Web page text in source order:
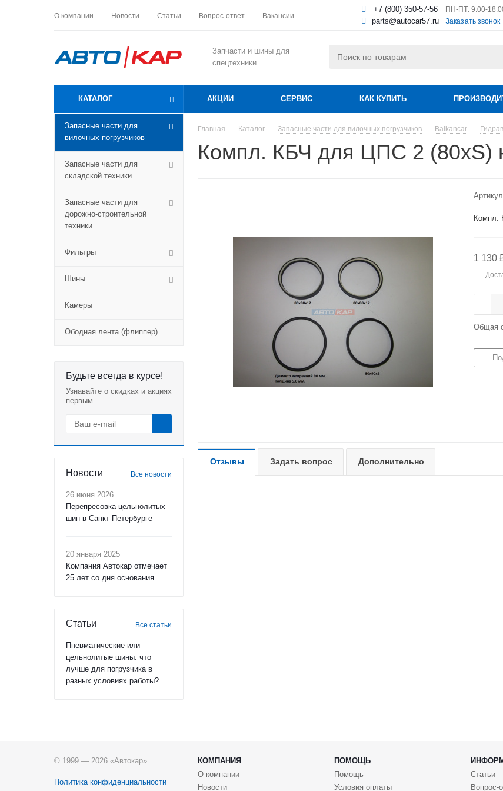
О компании Новости Статьи Вопрос-ответ Вакансии
+7 (800) 350-57-56
parts@autocar57.ru
ПН-ПТ: 9:00-
Заказать звонок
Запчасти и шины для
спецтехники
КАТАЛОГ АКЦИИ СЕРВИС КАК КУПИТЬ
Запасные части для
вилочных погрузчиков
Запасные части для
складской техники
Запасные части для
дорожно-строительной
техники
Фильтры
Шины
Камеры
Ободная лента (флиппер)
Будьте всегда в курсе!
Узнавайте о скидках и акциях
первым
Новости Все новости
26 июня 2026
Перепресовка цельнолитых
шин в Санкт-Петербурге
20 января 2025
Компания Автокар отмечает
25 лет со дня основания
Статьи Все статьи
Пневматические или
цельнолитые шины: что
лучше для погрузчика в
разных условиях работы?
Главная - Каталог - Запасные части для вилочных погрузчиков - Balkancar -
Компл. КБЧ для ЦПС 2 (80хS)
Компл.
1 130
Общая
Отзывы Задать вопрос Дополнительно
© 1999 — 2026 «Автокар»
Политика конфиденциальности
КОМПАНИЯ ПОМОЩЬ
О компании
Новости
Помощь
Условия оплаты
Статьи
Вопрос-